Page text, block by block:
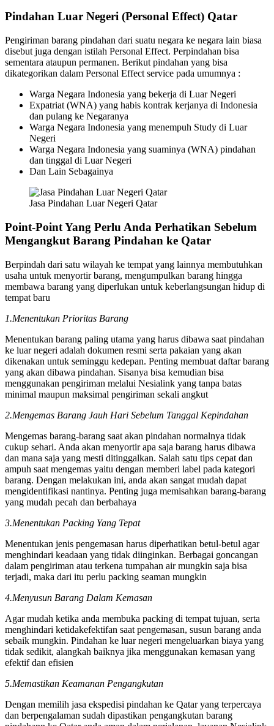
Pindahan Luar Negeri (Personal Effect) Qatar
Pengiriman barang pindahan dari suatu negara ke negara lain biasa
disebut juga dengan istilah Personal Effect. Perpindahan bisa
sementara ataupun permanen. Berikut pindahan yang bisa
dikategorikan dalam Personal Effect service pada umumnya :
Warga Negara Indonesia yang bekerja di Luar Negeri
Expatriat (WNA) yang habis kontrak kerjanya di Indonesia
dan pulang ke Negaranya
Warga Negara Indonesia yang menempuh Study di Luar
Negeri
Warga Negara Indonesia yang suaminya (WNA) pindahan
dan tinggal di Luar Negeri
Dan Lain Sebagainya
Jasa Pindahan Luar Negeri Qatar
Point-Point Yang Perlu Anda Perhatikan Sebelum
Mengangkut Barang Pindahan ke Qatar
Berpindah dari satu wilayah ke tempat yang lainnya membutuhkan
usaha untuk menyortir barang, mengumpulkan barang hingga
membawa barang yang diperlukan untuk keberlangsungan hidup di
tempat baru
1.Menentukan Prioritas Barang
Menentukan barang paling utama yang harus dibawa saat pindahan
ke luar negeri adalah dokumen resmi serta pakaian yang akan
dikenakan untuk seminggu kedepan. Penting membuat daftar barang
yang akan dibawa pindahan. Sisanya bisa kemudian bisa
menggunakan pengiriman melalui Nesialink yang tanpa batas
minimal maupun maksimal pengiriman sekali angkut
2.Mengemas Barang Jauh Hari Sebelum Tanggal Kepindahan
Mengemas barang-barang saat akan pindahan normalnya tidak
cukup sehari. Anda akan menyortir apa saja barang harus dibawa
dan mana saja yang mesti ditinggalkan. Salah satu tips cepat dan
ampuh saat mengemas yaitu dengan memberi label pada kategori
barang. Dengan melakukan ini, anda akan sangat mudah dapat
mengidentifikasi nantinya. Penting juga memisahkan barang-barang
yang mudah pecah dan berbahaya
3.Menentukan Packing Yang Tepat
Menentukan jenis pengemasan harus diperhatikan betul-betul agar
menghindari keadaan yang tidak diinginkan. Berbagai goncangan
dalam pengiriman atau terkena tumpahan air mungkin saja bisa
terjadi, maka dari itu perlu packing seaman mungkin
4.Menyusun Barang Dalam Kemasan
Agar mudah ketika anda membuka packing di tempat tujuan, serta
menghindari ketidakefektifan saat pengemasan, susun barang anda
sebaik mungkin. Pindahan ke luar negeri mengeluarkan biaya yang
tidak sedikit, alangkah baiknya jika menggunakan kemasan yang
efektif dan efisien
5.Memastikan Keamanan Pengangkutan
Dengan memilih jasa ekspedisi pindahan ke Qatar yang terpercaya
dan berpengalaman sudah dipastikan pengangkutan barang